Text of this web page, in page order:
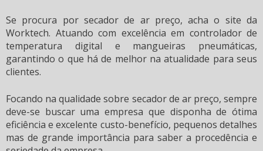
Se procura por secador de ar preço, acha o site da
Worktech. Atuando com excelência em controlador de
temperatura digital e mangueiras pneumáticas,
garantindo o que há de melhor na atualidade para seus
clientes.
Focando na qualidade sobre secador de ar preço, sempre
deve-se buscar uma empresa que disponha de ótima
eficiência e excelente custo-benefício, pequenos detalhes
mas de grande importância para saber a procedência e